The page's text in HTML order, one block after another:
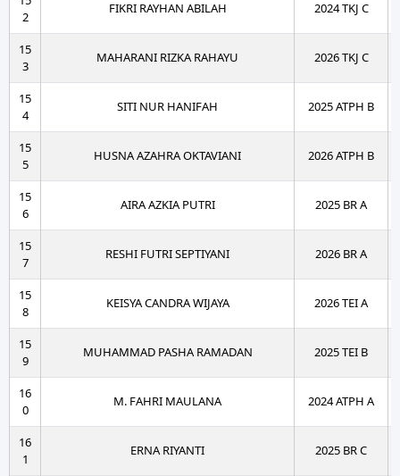
2
FIKRI RAYHAN ABILAH 2024 TKJ C
15
3
MAHARANI RIZKA RAHAYU 2026 TKJ C
15
4
SITI NUR HANIFAH 2025 ATPH B
15
5
HUSNA AZAHRA OKTAVIANI 2026 ATPH B
15
6
AIRA AZKIA PUTRI 2025 BR A
15
7
RESHI FUTRI SEPTIYANI 2026 BR A
15
8
KEISYA CANDRA WIJAYA 2026 TEI A
15
9
MUHAMMAD PASHA RAMADAN 2025 TEI B
16
0
M. FAHRI MAULANA 2024 ATPH A
16
1
ERNA RIYANTI 2025 BR C